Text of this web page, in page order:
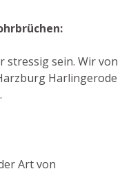
stressig sein. Wir von
Harlingerode
Art von